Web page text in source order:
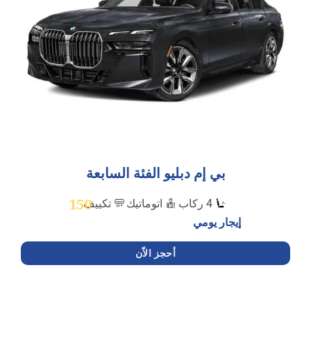
بي إم دبليو الفئة السابعة
اتوماتيك
تكييف
إيجار يومي
150
أحجز الاّن